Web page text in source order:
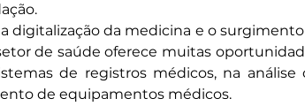
digitalização da medicina e o
de saúde oferece muitas
de registros médicos, na
de equipamentos médicos.